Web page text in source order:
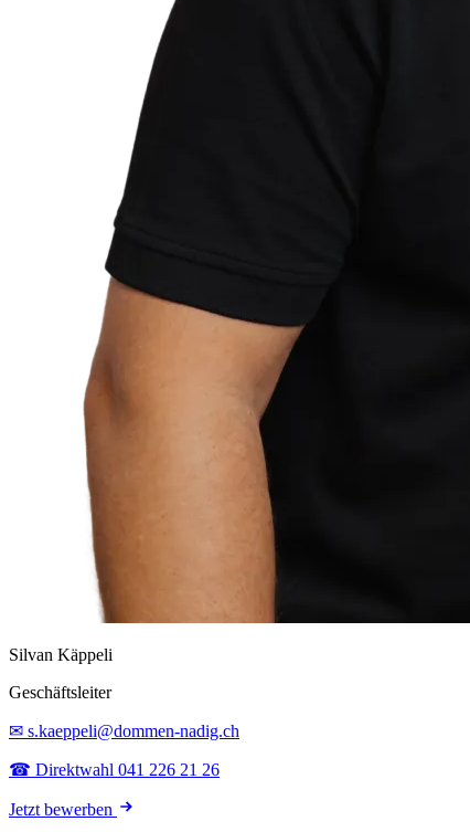
Silvan Käppeli
Geschäftsleiter
✉ s.kaeppeli@dommen-nadig.ch
☎ Direktwahl 041 226 21 26
Jetzt bewerben